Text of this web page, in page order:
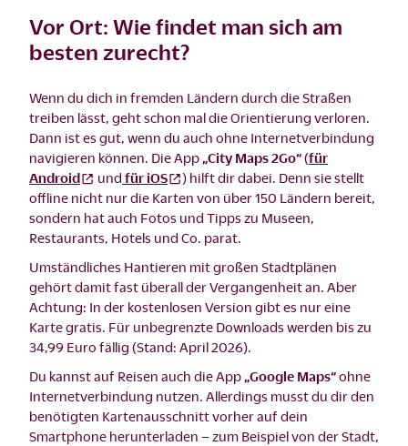
Vor Ort: Wie findet man sich am
besten zurecht?
Wenn du dich in fremden Ländern durch die Straßen
treiben lässt, geht schon mal die Orientierung verloren.
Dann ist es gut, wenn du auch ohne Internetverbindung
navigieren können. Die App „City Maps 2Go“(für
Android
und für iOS
) hilft dir dabei. Denn sie stellt
offline nicht nur die Karten von über 150 Ländern bereit,
sondern hat auch Fotos und Tipps zu Museen,
Restaurants, Hotels und Co. parat.
Umständliches Hantieren mit großen Stadtplänen
gehört damit fast überall der Vergangenheit an. Aber
Achtung: In der kostenlosen Version gibt es nur eine
Karte gratis. Für unbegrenzte Downloads werden bis zu
34,99 Euro fällig (Stand: April 2026).
Du kannst auf Reisen auch die App „Google Maps“ohne
Internetverbindung nutzen. Allerdings musst du dir den
benötigten Kartenausschnitt vorher auf dein
Smartphone herunterladen – zum Beispiel von der Stadt,